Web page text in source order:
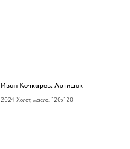
Иван Кочкарев. Артишок
2024 Холст, масло. 120х120